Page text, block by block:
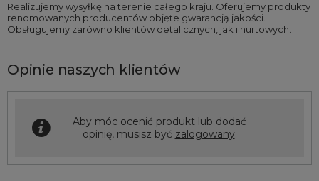
Realizujemy wysyłkę na terenie całego kraju. Oferujemy produkty
renomowanych producentów objęte gwarancją jakości.
Obsługujemy zarówno klientów detalicznych, jak i hurtowych.
Opinie naszych klientów
Aby móc ocenić produkt lub dodać
opinię, musisz być zalogowany.